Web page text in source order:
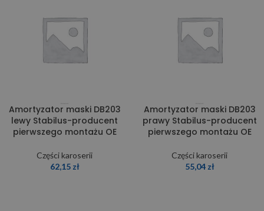
Amortyzator maski DB203
lewy Stabilus-producent
pierwszego montażu OE
Części karoserii
62,15 zł
Amortyzator maski DB203
prawy Stabilus-producent
pierwszego montażu OE
Części karoserii
55,04 zł